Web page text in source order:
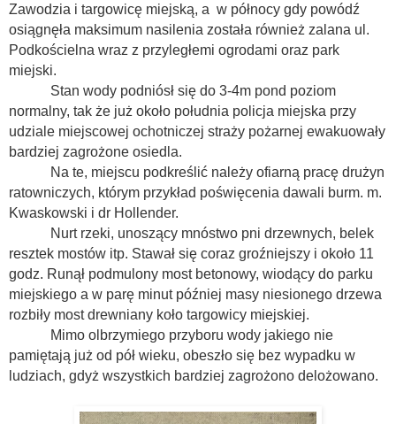
Zawodzia i targowicę miejską, a w północy gdy powódź
osiągnęła maksimum nasilenia została również zalana ul.
Podkościelna wraz z przyległemi ogrodami oraz park
miejski.
Stan wody podniósł się do 3-4m pond poziom
normalny, tak że już około południa policja miejska przy
udziale miejscowej ochotniczej straży pożarnej ewakuowały
bardziej zagrożone osiedla.
Na te, miejscu podkreślić należy ofiarną pracę drużyn
ratowniczych, którym przykład poświęcenia dawali burm. m.
Kwaskowski i dr Hollender.
Nurt rzeki, unoszący mnóstwo pni drzewnych, belek
resztek mostów itp. Stawał się coraz groźniejszy i około 11
godz. Runął podmulony most betonowy, wiodący do parku
miejskiego a w parę minut później masy niesionego drzewa
rozbiły most drewniany koło targowicy miejskiej.
Mimo olbrzymiego przyboru wody jakiego nie
pamiętają już od pół wieku, obeszło się bez wypadku w
ludziach, gdyż wszystkich bardziej zagrożono delożowano.